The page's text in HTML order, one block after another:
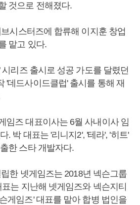
것으로 전해졌다.
시스터즈에 합류해 이지훈 창업
맡고 있다.
리즈 출시로 성공 가도를 달렸던
'데드사이드클럽' 출시를 통해 재
임즈 대표이사는 6월 사내이사 임
. 박 대표는 '리니지2', '테라', '히트'
한 스타 개발자다.
한 넷게임즈는 2018년 넥슨그룹
는 지난해 넷게임즈와 넥슨지티
게임즈' 대표를 맡아 합병 법인을